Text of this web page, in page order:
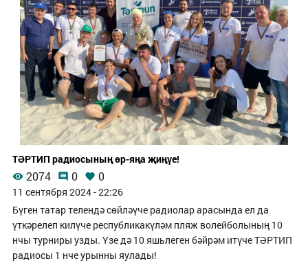
ТӘРТИП радиосының өр-яңа җиңүе!
2074 0 0
11 сентября 2024 - 22:26
Бүген татар телендә сөйләүче радиолар арасында ел да
үткәрелеп килүче республикакүләм пляж волейболының 10
нчы турниры узды. Үзе дә 10 яшьлеген бәйрәм итүче ТӘРТИП
радиосы 1 нче урынны яулады!